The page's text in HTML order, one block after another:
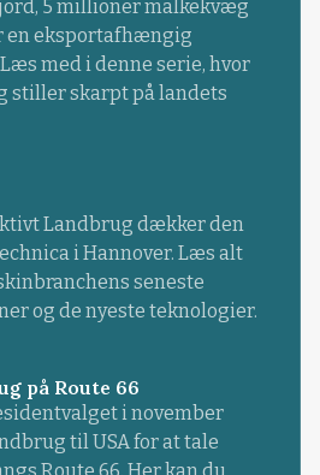
5 millioner malkekvæg
en eksportafhængig
med i denne serie, hvor
stiller skarpt på landets
Landbrug dækker den
i Hannover. Læs alt
seneste
og de nyeste teknologier.
på Route 66
i november
til USA for at tale